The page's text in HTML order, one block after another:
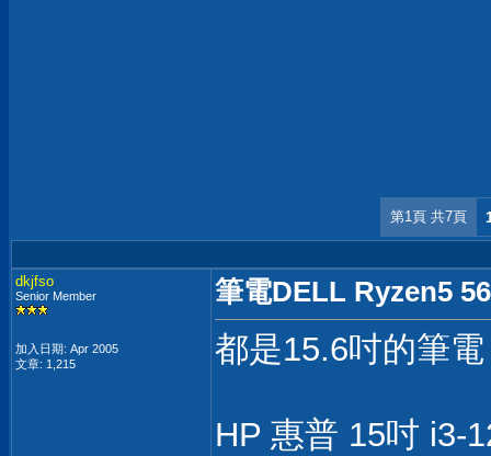
第1頁 共7頁
dkjfso
Senior Member
加入日期: Apr 2005
文章: 1,215
筆電DELL Ryzen5
都是15.6吋的筆電
HP 惠普 15吋 i3-